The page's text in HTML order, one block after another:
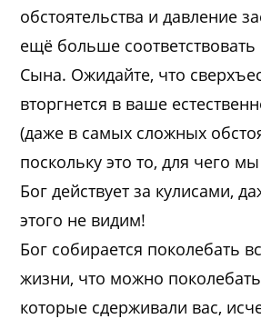
обстоятельства и давление
ещё больше соответствовать
Сына. Ожидайте, что
вторгнется в ваше
(даже в самых сложных
поскольку это то, для чего
Бог действует за кулисами,
этого не видим!
Бог собирается поколебать
жизни, что можно
которые сдерживали вас,